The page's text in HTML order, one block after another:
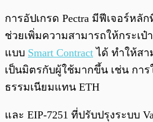
การอัปเกรด Pectra มีฟีเจอร์หลั
ช่วยเพิ่มความสามารถให้กระเ
แบบ Smart Contract ได้ ทำให้ส
เป็นมิตรกับผู้ใช้มากขึ้น เช่น กา
ธรรมเนียมแทน ETH
และ EIP-7251 ที่ปรับปรุงระบบ